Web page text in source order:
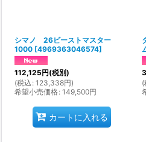
シマノ 26ビーストマスター
1000 [4969363046574]
112,125円(税別)
(税込 : 123,338円)
希望小売価格: 149,500円
カートに入れる
(